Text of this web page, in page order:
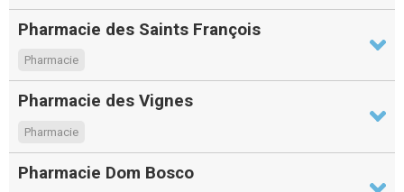
Pharmacie des Saints François
Pharmacie
Pharmacie des Vignes
Pharmacie
Pharmacie Dom Bosco